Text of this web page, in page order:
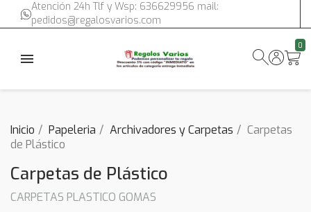
Atención 24h Tlf y Wsp: 636629956 mail:
pedidos@regalosvarios.com
0
Inicio Papeleria Archivadores y Carpetas
Carpetas
de Plástico
Carpetas de Plástico
CARPETAS PLASTICO GOMAS